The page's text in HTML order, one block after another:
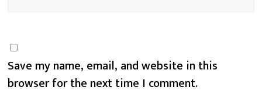
Save my name, email, and website in this
browser for the next time I comment.